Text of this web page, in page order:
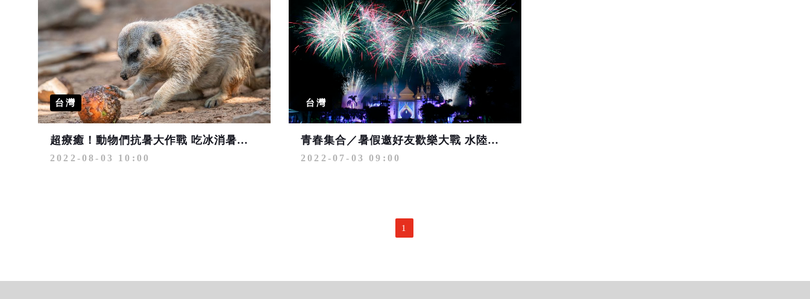
台灣
超療癒！動物們抗暑大作戰 吃冰消暑好Q萌
2022-08-03 10:00
台灣
青春集合／暑假邀好友歡樂大戰 水陸樂園齊發轟炸水派對
2022-07-03 09:00
1